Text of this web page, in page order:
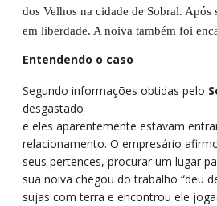
dos Velhos na cidade de Sobral.
em liberdade. A noiva também foi
Entendendo o caso
Segundo informações obtidas pelo
desgastado
e eles aparentemente estavam
relacionamento. O empresário
seus pertences, procurar um lugar
sua noiva chegou do trabalho “deu
sujas com terra e encontrou ele